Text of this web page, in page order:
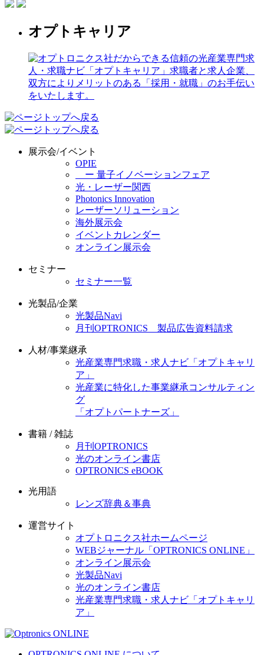
オプトキャリア
展示会/イベント
OPIE
ー 量子イノベーションフェア
光・レーザー関西
Photonics Innovation
レーザーソリューション
海外展示会
イベントカレンダー
オンライン展示会
セミナー
セミナー一覧
光製品/企業
光製品Navi
月刊OPTRONICS 製品広告資料請求
人材/事業継承
光産業専門求職・求人ナビ「オプトキャリ
ア」
光産業に特化した事業継承コンサルティン
グ
「オプトパートナーズ」
書籍 / 雑誌
月刊OPTRONICS
光のオンライン書店
OPTRONICS eBOOK
光用語
レンズ辞典＆事典
運営サイト
オプトロニクス社ホームページ
WEBジャーナル「OPTRONICS ONLINE」
オンライン展示会
光製品Navi
光のオンライン書店
光産業専門求職・求人ナビ「オプトキャリ
ア」